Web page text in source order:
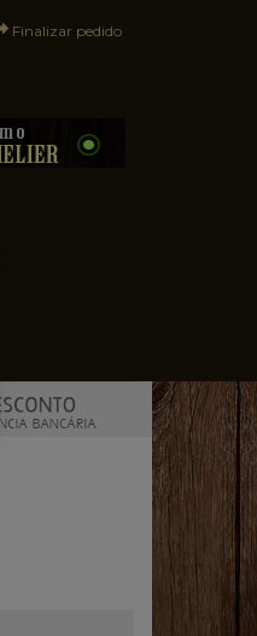
Finalizar pedido